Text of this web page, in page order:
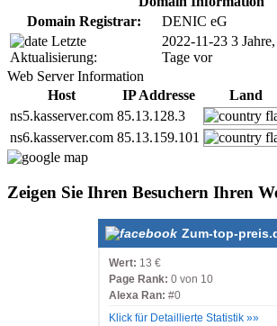
Domain Registrar:
DENIC eG
Letzte
Aktualisierung:
2022-11-23 3
Tage vor
Web Server Information
Host
IP Addresse
Land
ns5.kasserver.com 85.13.128.3
ns6.kasserver.com 85.13.159.101
Zeigen Sie Ihren Besuchern Ihren
Zum-top-
Wert: 13 €
Page Rank: 0 von 10
Alexa Ran: #0
Klick für Detaillierte Statistik »»